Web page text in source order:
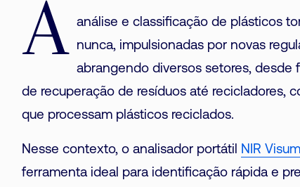
A análise e classificação de plásticos
nunca, impulsionadas por novas
abrangendo diversos setores, desde
de recuperação de resíduos até recicladores,
que processam plásticos reciclados.
Nesse contexto, o analisador portátil NIR
ferramenta ideal para identificação rápida e